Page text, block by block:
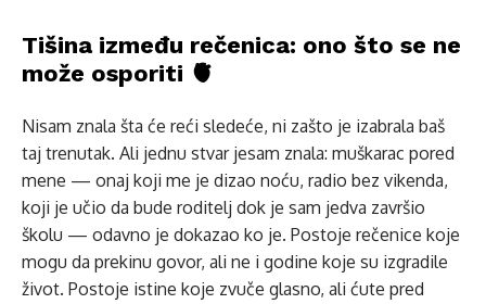
Tišina između rečenica: ono što se ne
može osporiti 🫀
Nisam znala šta će reći sledeće, ni zašto je izabrala baš
taj trenutak. Ali jednu stvar jesam znala: muškarac pored
mene — onaj koji me je dizao noću, radio bez vikenda,
koji je učio da bude roditelj dok je sam jedva završio
školu — odavno je dokazao ko je. Postoje rečenice koje
mogu da prekinu govor, ali ne i godine koje su izgradile
život. Postoje istine koje zvuče glasno, ali ćute pred